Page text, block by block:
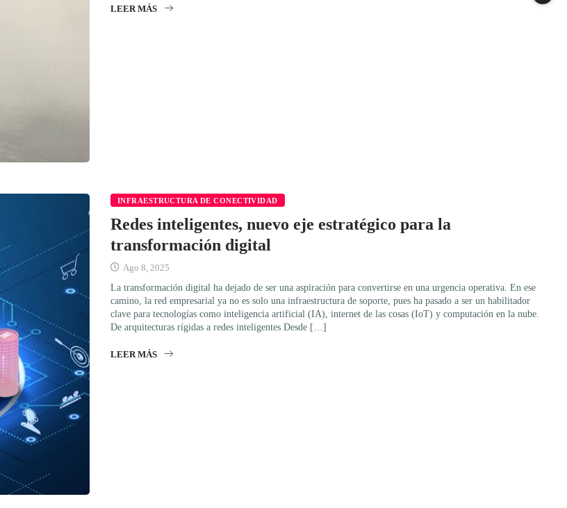
LEER MÁS
INFRAESTRUCTURA DE CONECTIVIDAD
Redes inteligentes, nuevo eje estratégico para la
transformación digital
Ago 8, 2025
La transformación digital ha dejado de ser una aspiración para convertirse en una urgencia operativa. En ese
camino, la red empresarial ya no es solo una infraestructura de soporte, pues ha pasado a ser un habilitador
clave para tecnologías como inteligencia artificial (IA), internet de las cosas (IoT) y computación en la nube.
De arquitecturas rígidas a redes inteligentes Desde […]
LEER MÁS